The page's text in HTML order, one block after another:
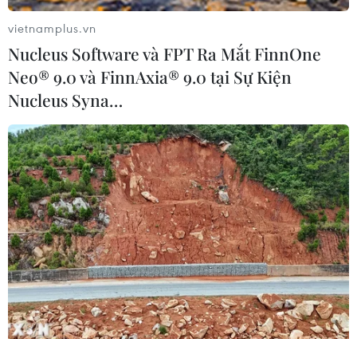
vietnamplus.vn
Nucleus Software và FPT Ra Mắt FinnOne
Neo® 9.0 và FinnAxia® 9.0 tại Sự Kiện
Nucleus Syna…